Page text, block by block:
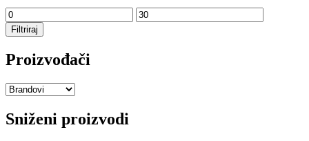
Min
cijena
Maks
cijena
Filtriraj
Proizvođači
Sniženi proizvodi